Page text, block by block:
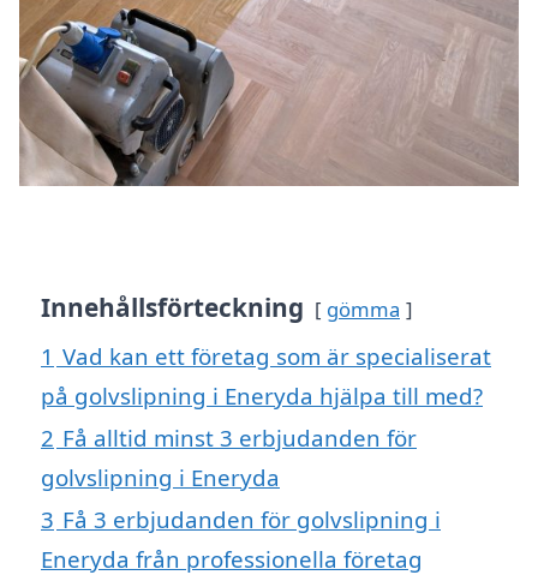
Innehållsförteckning gömma
1 Vad kan ett företag som är specialiserat
på golvslipning i Eneryda hjälpa till med?
2 Få alltid minst 3 erbjudanden för
golvslipning i Eneryda
3 Få 3 erbjudanden för golvslipning i
Eneryda från professionella företag